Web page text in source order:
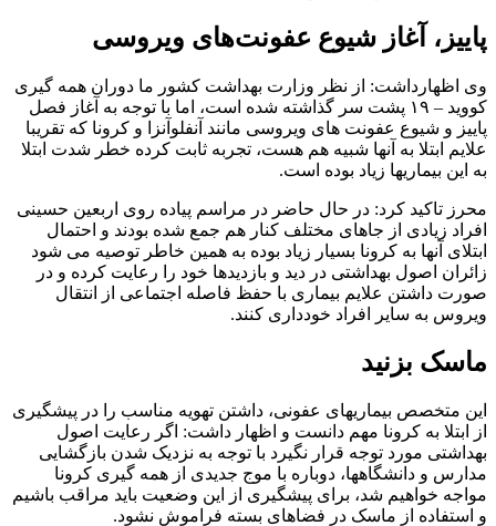
پاییز، آغاز شیوع عفونت‌های ویروسی
وی اظهارداشت: از نظر وزارت بهداشت کشور ما دوران همه گیری
کووید – ۱۹ پشت سر گذاشته شده است، اما با توجه به آغاز فصل
پاییز و شیوع عفونت های ویروسی مانند آنفلوآنزا و کرونا که تقریبا
علایم ابتلا به آنها شبیه هم هست، تجربه ثابت کرده خطر شدت ابتلا
به این بیماریها زیاد بوده است.
محرز تاکید کرد: در حال حاضر در مراسم پیاده روی اربعین حسینی
افراد زیادی از جاهای مختلف کنار هم جمع شده بودند و احتمال
ابتلای آنها به کرونا بسیار زیاد بوده به همین خاطر توصیه می شود
زائران اصول بهداشتی در دید و بازدیدها خود را رعایت کرده و در
صورت داشتن علایم بیماری با حفظ فاصله اجتماعی از انتقال
ویروس به سایر افراد خودداری کنند.
ماسک بزنید
این متخصص بیماریهای عفونی، داشتن تهویه مناسب را در پیشگیری
از ابتلا به کرونا مهم دانست و اظهار داشت: اگر رعایت اصول
بهداشتی مورد توجه قرار نگیرد با توجه به نزدیک شدن بازگشایی
مدارس و دانشگاهها، دوباره با موج جدیدی از همه گیری کرونا
مواجه خواهیم شد، برای پیشگیری از این وضعیت باید مراقب باشیم
و استفاده از ماسک در فضاهای بسته فراموش نشود.